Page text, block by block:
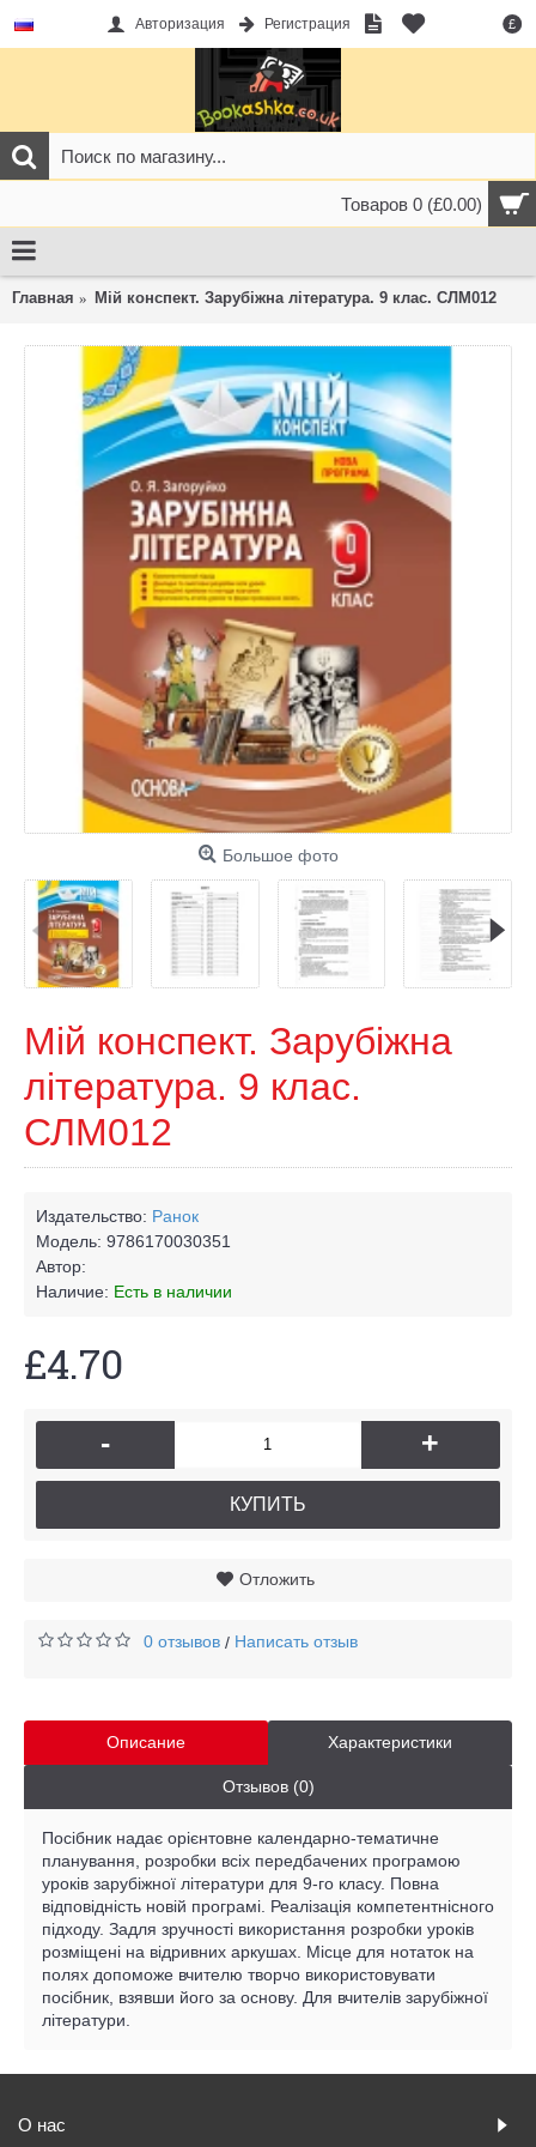
£
Авторизация Регистрация
Товаров 0 (£0.00)
Главная Мій конспект. Зарубіжна література. 9 клас. СЛМ012
Большое фото
Мій конспект. Зарубіжна
література. 9 клас.
СЛМ012
Издательство: Ранок
Модель: 9786170030351
Автор:
Наличие: Есть в наличии
£4.70
- +
КУПИТЬ
Отложить
0 отзывов / Написать отзыв
Описание Характеристики
Отзывов (0)
Посібник надає орієнтовне календарно-тематичне
планування, розробки всіх передбачених програмою
уроків зарубіжної літератури для 9-го класу. Повна
відповідність новій програмі. Реалізація компетентнісного
підходу. Задля зручності використання розробки уроків
розміщені на відривних аркушах. Місце для нотаток на
полях допоможе вчителю творчо використовувати
посібник, взявши його за основу. Для вчителів зарубіжної
літератури.
О нас